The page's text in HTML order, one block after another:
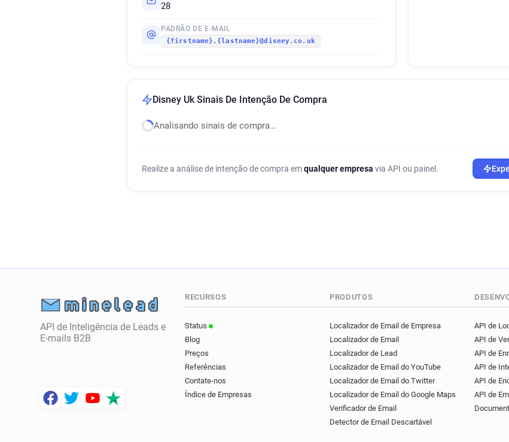
28
PADRÃO DE E-MAIL
{firstname}.{lastname}@disney.co.uk
Disney Uk Sinais De Intenção De Compra
Analisando sinais de compra…
Realize a análise de intenção de compra emqualquer empresa via API ou painel.
API de Inteligência de Leads e
E-mails B2B
RECURSOS
Status
Blog
Preços
Referências
Contate-nos
Índice de Empresas
PRODUTOS
Localizador de Email de Empresa
Localizador de Email
Localizador de Lead
Localizador de Email do YouTube
Localizador de Email do Twitter
Localizador de Email do Google Maps
Verificador de Email
Detector de Email Descartável
API de
API de
API de
API de
API de
API de